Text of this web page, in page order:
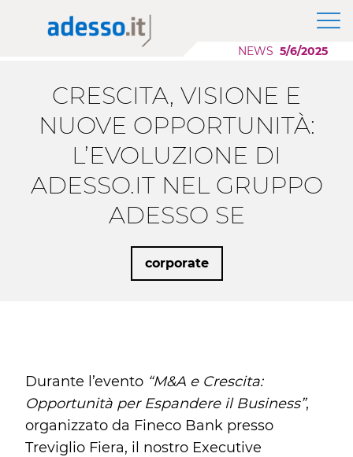
Il Gruppo adesso SE
Sponsorship
Modernizzazione Applicazioni
Sviluppo Applicazioni Low Code
Case History
Press
NEWS 5/6/2025
CRESCITA, VISIONE E
NUOVE OPPORTUNITÀ:
L’EVOLUZIONE DI
ADESSO.IT NEL GRUPPO
ADESSO SE
corporate
Durante l’evento “M&A e Crescita:
Opportunità per Espandere il Business”,
organizzato da Fineco Bank presso
Treviglio Fiera, il nostro Executive